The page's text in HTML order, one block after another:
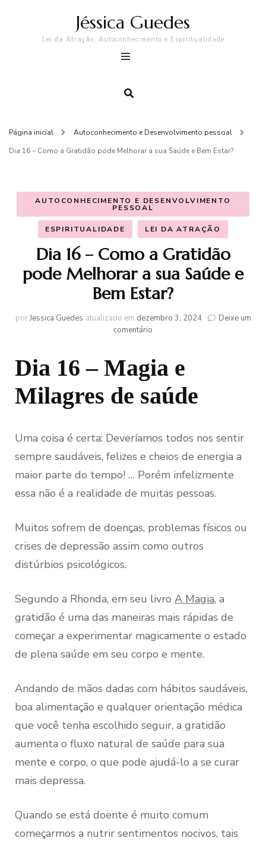
Jéssica Guedes
Lei da Atração, Autoconhecimento e Espiritualidade
Página inicial
Autoconhecimento e Desenvolvimento pessoal
Dia 16 – Como a Gratidão pode Melhorar a sua Saúde e Bem Estar?
AUTOCONHECIMENTO E DESENVOLVIMENTO
PESSOAL
ESPIRITUALIDADE LEI DA ATRAÇÃO
Dia 16 – Como a Gratidão
pode Melhorar a sua Saúde e
Bem Estar?
porJessica Guedes atualizado em dezembro 3, 2024
Deixe um
comentário
–
Como
Gratidão
a
Saúde
e
Estar?
Dia 16 – Magia e
Milagres de saúde
Uma coisa é certa: Deveríamos todos nos sentir
sempre saudáveis, felizes e cheios de energia a
maior parte do tempo! … Porém infelizmente
essa não é a realidade de muitas pessoas.
Muitos sofrem de doenças, problemas físicos ou
crises de depressão assim como outros
distúrbios psicológicos.
Segundo a Rhonda, em seu livro A Magia, a
gratidão é uma das maneiras mais rápidas de
começar a experimentar magicamente o estado
de plena saúde em seu corpo e mente.
Andando de mãos dadas com hábitos saudáveis,
boa alimentação e qualquer orientação médica
que você tenha escolhido seguir, a gratidão
aumenta o fluxo natural de saúde para sua
mente e corpo, o que pode ajudá-lo a se curar
mais depressa.
Quando se está doente é muito comum
começarmos a nutrir sentimentos nocivos, tais